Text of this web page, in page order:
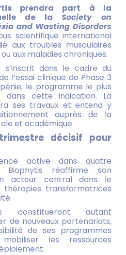
prendra part à la
de laSociety on
and Wasting Disorders
scientifique international
aux troubles musculaires
aux maladies chroniques.
dans le cadre du
l’essai clinique de Phase 3
le programme le plus
dans cette indication. La
ses travaux et entend y
auprès de la
et académique.
décisif pour
active dans quatre
Biophytis réaffirme son
acteur central dans le
transformatrices
constitueront autant
de nouveaux partenariats,
de ses programmes
les ressources